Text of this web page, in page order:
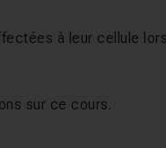
à leur cellule lors
sur ce cours.